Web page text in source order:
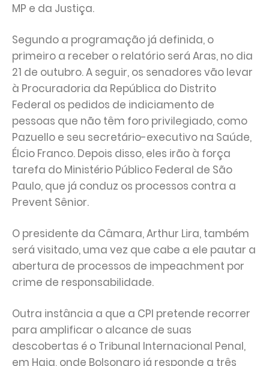
MP e da Justiça.
Segundo a programação já definida, o
primeiro a receber o relatório será Aras, no dia
21 de outubro. A seguir, os senadores vão levar
à Procuradoria da República do Distrito
Federal os pedidos de indiciamento de
pessoas que não têm foro privilegiado, como
Pazuello e seu secretário-executivo na Saúde,
Élcio Franco. Depois disso, eles irão à força
tarefa do Ministério Público Federal de São
Paulo, que já conduz os processos contra a
Prevent Sênior.
O presidente da Câmara, Arthur Lira, também
será visitado, uma vez que cabe a ele pautar a
abertura de processos de impeachment por
crime de responsabilidade.
Outra instância a que a CPI pretende recorrer
para amplificar o alcance de suas
descobertas é o Tribunal Internacional Penal,
em Haia, onde Bolsonaro já responde a três